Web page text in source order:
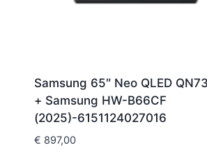
Samsung 65″ Neo QLED
+ Samsung HW-B66CF
(2025)-6151124027016
€ 897,00